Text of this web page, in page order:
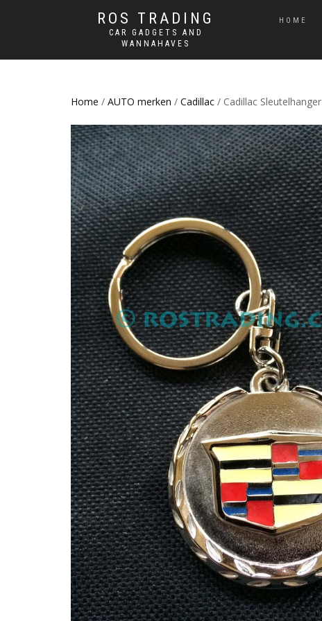
ROS TRADING
CAR GADGETS AND
WANNAHAVES
HOME
Home / AUTO merken / Cadillac / Cadillac Sleutelhanger